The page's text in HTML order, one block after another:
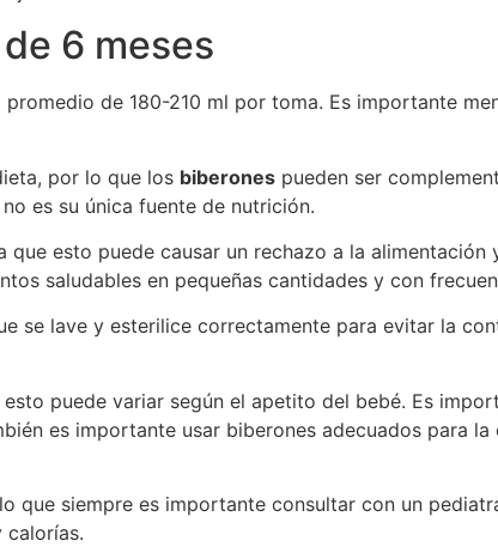
6 meses
de 180-210 ml por toma. Es importante
por lo que los biberones pueden ser
es su única fuente de nutrición.
que esto puede causar un rechazo a la alimentación
saludables en pequeñas cantidades y con
se lave y esterilice correctamente para evitar la
puede variar según el apetito del bebé. Es
es importante usar biberones adecuados para la
que siempre es importante consultar con un
calorías.